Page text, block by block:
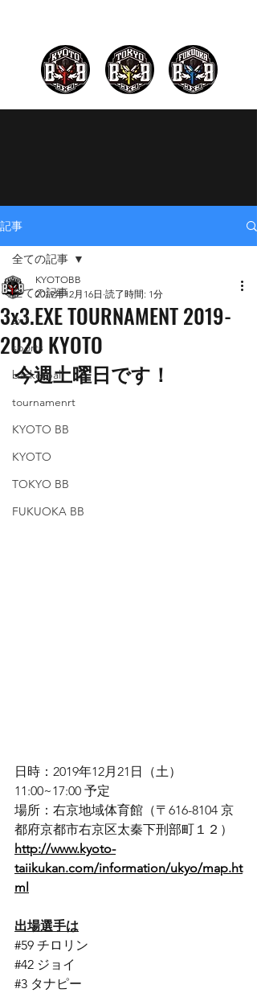
記事
全ての記事
3x3
sports
basketball
tournamenrt
KYOTO BB
KYOTO
TOKYO BB
FUKUOKA BB
全ての記事
3x3.EXE TOURNAMENT 2019-
2020 KYOTO
KYOTOBB
2019年12月16日 読了時間: 1分
今週土曜日です！
日時：2019年12月21日（土）
11:00~17:00 予定
場所：右京地域体育館（〒616-8104 京
都府京都市右京区太秦下刑部町１２）
http://www.kyoto-
taiikukan.com/information/ukyo/map.ht
ml
出場選手は
#59 チロリン
#42 ジョイ
#3 タナピー